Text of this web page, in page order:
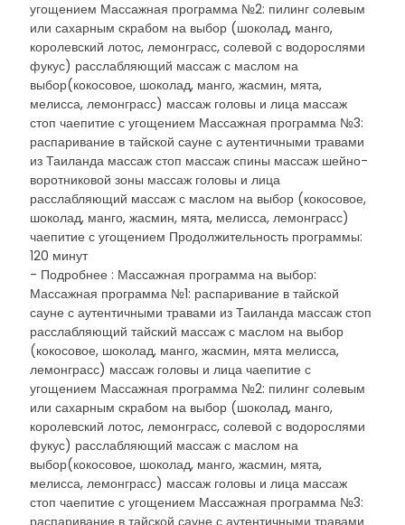
угощением Массажная программа №2: пилинг солевым
или сахарным скрабом на выбор (шоколад, манго,
королевский лотос, лемонграсс, солевой с водорослями
фукус) расслабляющий массаж с маслом на
выбор(кокосовое, шоколад, манго, жасмин, мята,
мелисса, лемонграсс) массаж головы и лица массаж
стоп чаепитие с угощением Массажная программа №3:
распаривание в тайской сауне с аутентичными травами
из Таиланда массаж стоп массаж спины массаж шейно-
воротниковой зоны массаж головы и лица
расслабляющий массаж с маслом на выбор (кокосовое,
шоколад, манго, жасмин, мята, мелисса, лемонграсс)
чаепитие с угощением Продолжительность программы:
120 минут
- Подробнее : Массажная программа на выбор:
Массажная программа №1: распаривание в тайской
сауне с аутентичными травами из Таиланда массаж стоп
расслабляющий тайский массаж с маслом на выбор
(кокосовое, шоколад, манго, жасмин, мята мелисса,
лемонграсс) массаж головы и лица чаепитие с
угощением Массажная программа №2: пилинг солевым
или сахарным скрабом на выбор (шоколад, манго,
королевский лотос, лемонграсс, солевой с водорослями
фукус) расслабляющий массаж с маслом на
выбор(кокосовое, шоколад, манго, жасмин, мята,
мелисса, лемонграсс) массаж головы и лица массаж
стоп чаепитие с угощением Массажная программа №3:
распаривание в тайской сауне с аутентичными травами